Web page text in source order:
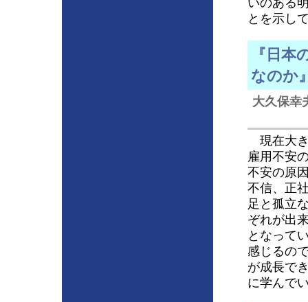
とを示し
『日
なのか
大久保
現在大
雇用不安
不安の原
不信、正
足と孤立
ぞれが出
となって
感じるの
が成長で
に学んで